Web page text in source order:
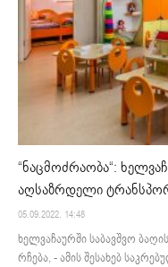
“ნაცმოძრაობა“:
აღსაზრდელი
05.09.2022. 14:48
ხელვაჩაურში საბავშვო
რჩება, - ამის შესახებ